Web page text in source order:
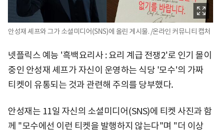
안성재 셰프와 그가 소셜미디어(SNS)에 올린 게시물. /온라인 커뮤니티 캡처
넷플릭스 예능 '흑백요리사 : 요리 계급 전쟁2'로 인기 몰이
중인 안성재 셰프가 자신이 운영하는 식당 '모수'의 가짜
티켓이 유통되는 것과 관련해 주의를 당부했다.
안성재는 11일 자신의 소셜미디어(SNS)에 티켓 사진과 함
께 "모수에선 이런 티켓을 발행하지 않는다"며 "더 이상